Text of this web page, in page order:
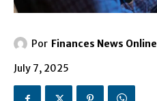
Por Finances News Online
July 7, 2025